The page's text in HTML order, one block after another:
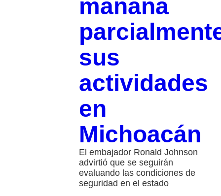
mañana
sus
actividades
en
Michoacán
El embajador Ronald Johnson
advirtió que se seguirán
evaluando las condiciones de
seguridad en el estado